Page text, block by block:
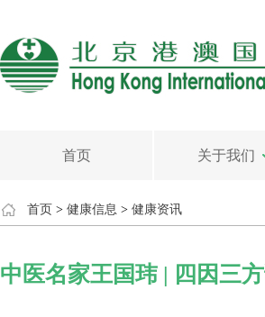
首页 关于我们
首页 > 健康信息 > 健康资讯
中医名家王国玮 | 四因三